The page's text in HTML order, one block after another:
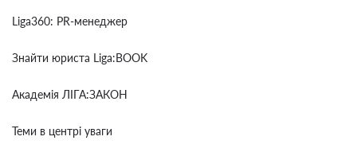
Liga360: PR-менеджер
Знайти юриста Liga:BOOK
Академія ЛІГА:ЗАКОН
Теми в центрі уваги